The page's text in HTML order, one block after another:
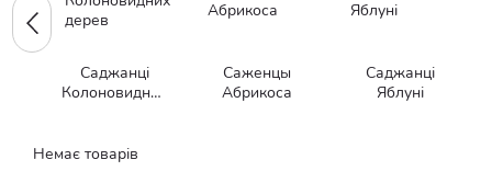
Саджанці
Колоновидних
Саженцы
Абрикоса
Саджанці
Яблуні
Немає товарів